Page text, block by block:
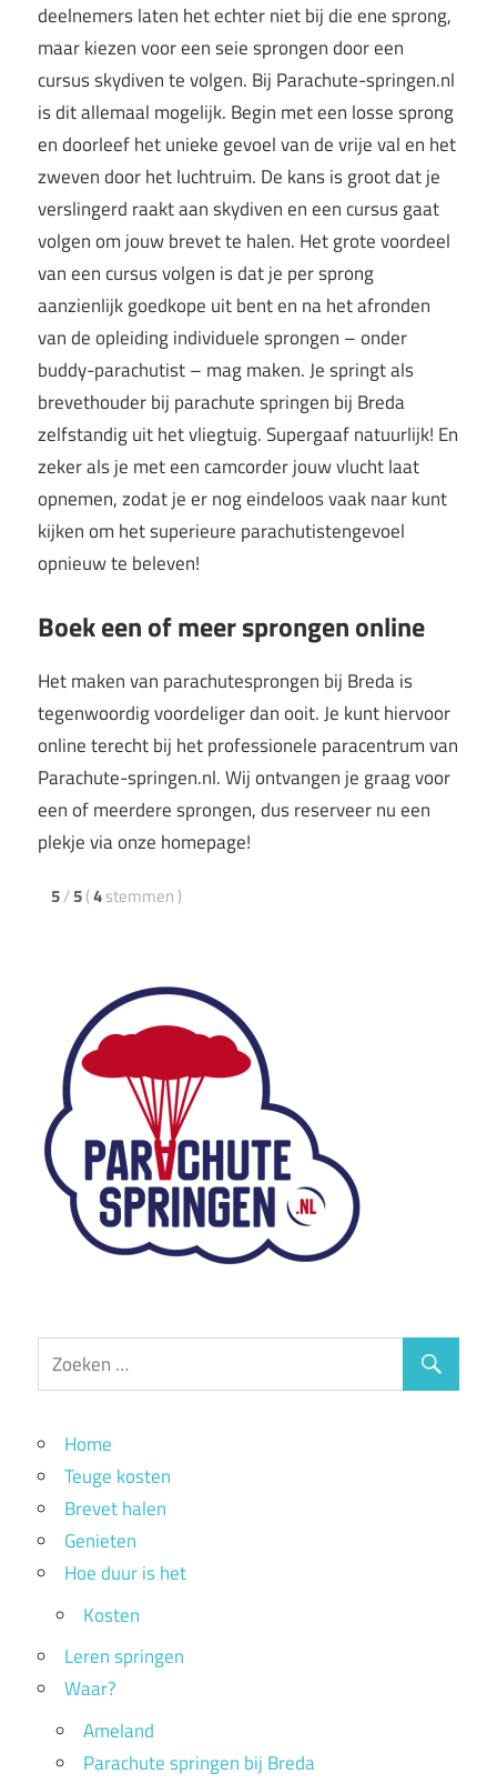
deelnemers laten het echter niet bij die ene sprong,
maar kiezen voor een seie sprongen door een
cursus skydiven te volgen. Bij Parachute-springen.nl
is dit allemaal mogelijk. Begin met een losse sprong
en doorleef het unieke gevoel van de vrije val en het
zweven door het luchtruim. De kans is groot dat je
verslingerd raakt aan skydiven en een cursus gaat
volgen om jouw brevet te halen. Het grote voordeel
van een cursus volgen is dat je per sprong
aanzienlijk goedkope uit bent en na het afronden
van de opleiding individuele sprongen – onder
buddy-parachutist – mag maken. Je springt als
brevethouder bij parachute springen bij Breda
zelfstandig uit het vliegtuig. Supergaaf natuurlijk! En
zeker als je met een camcorder jouw vlucht laat
opnemen, zodat je er nog eindeloos vaak naar kunt
kijken om het superieure parachutistengevoel
opnieuw te beleven!
Boek een of meer sprongen online
Het maken van parachutesprongen bij Breda is
tegenwoordig voordeliger dan ooit. Je kunt hiervoor
online terecht bij het professionele paracentrum van
Parachute-springen.nl. Wij ontvangen je graag voor
een of meerdere sprongen, dus reserveer nu een
plekje via onze homepage!
5/5(4stemmen )
Home
Teuge kosten
Brevet halen
Genieten
Hoe duur is het
Kosten
Leren springen
Waar?
Ameland
Parachute springen bij Breda